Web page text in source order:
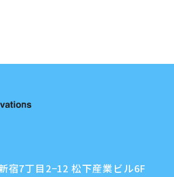
宿7丁目2−12 松下産業ビル6F